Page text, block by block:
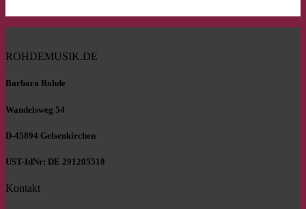
ROHDEMUSIK.DE
Barbara Rohde
Wandelsweg 54
D-45894 Gelsenkirchen
UST-IdNr: DE 291205518
Kontakt